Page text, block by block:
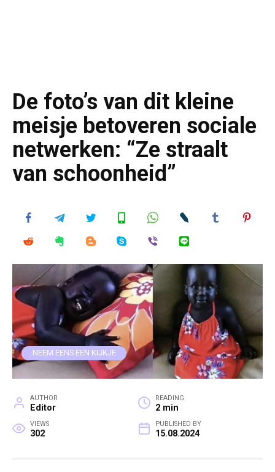
De foto’s van dit kleine
meisje betoveren sociale
netwerken: “Ze straalt
van schoonheid”
NEEM EENS EEN KIJKJE
AUTHOR
Editor
READING
2 min
VIEWS
302
PUBLISHED BY
15.08.2024